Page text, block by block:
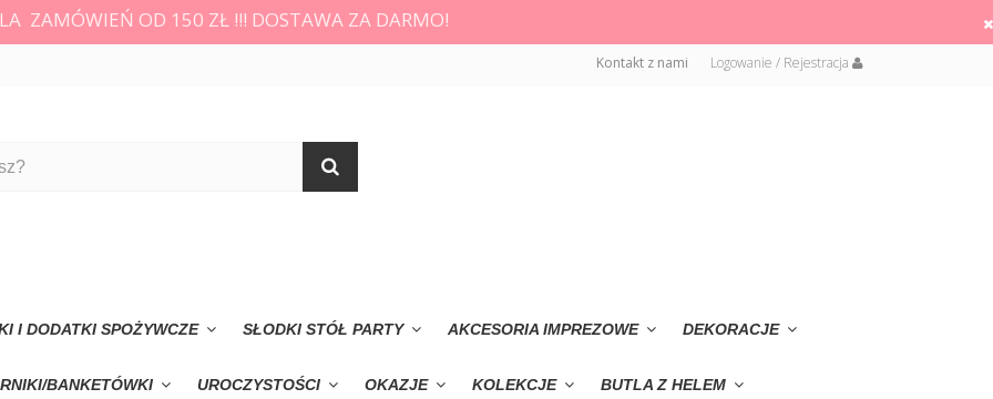
ZAMÓWIEŃ OD 150 ZŁ !!! DOSTAWA ZA DARMO!
Logowanie / Rejestracja
Kontakt z nami
I DODATKI SPOŻYWCZE SŁODKI STÓŁ PARTY AKCESORIA IMPREZOWE DEKORACJE
BANKETÓWKI UROCZYSTOŚCI OKAZJE KOLEKCJE BUTLA Z HELEM